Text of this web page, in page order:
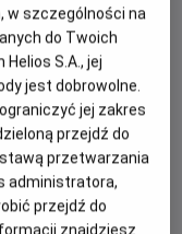
III w
III Gatunek
Przygodowy /
w szczególności na
do Twoich
S.A., jej
jest dobrowolne.
jej zakres
przejdź do
przetwarzania
administratora,
przejdź do
znajdziesz